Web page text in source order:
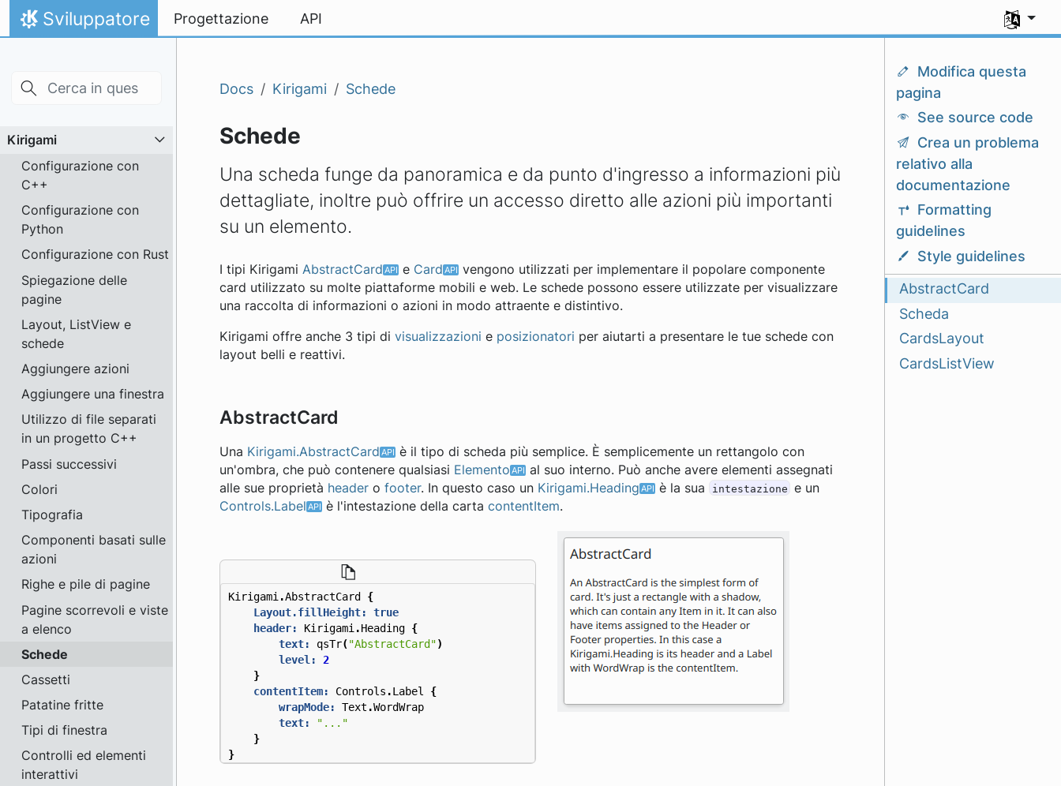
Skip to main content
Passa al contenuto
Pagina iniziale
Sviluppatore Progettazione API
Seleziona
Kirigami
Configurazione con
C++
Configurazione con
Python
Configurazione con Rust
Spiegazione delle
pagine
Layout, ListView e
schede
Aggiungere azioni
Aggiungere una finestra
Utilizzo di file separati
in un progetto C++
Passi successivi
Colori
Tipografia
Componenti basati sulle
azioni
Righe e pile di pagine
Pagine scorrevoli e viste
a elenco
Schede
Cassetti
Patatine fritte
Tipi di finestra
Controlli ed elementi
interattivi
Modifica questa
pagina
See source code
Crea un problema
relativo alla
documentazione
Formatting
guidelines
Style guidelines
AbstractCard
Scheda
CardsLayout
CardsListView
Docs Kirigami Schede
Schede
Una scheda funge da panoramica e da punto d'ingresso a informazioni più
dettagliate, inoltre può offrire un accesso diretto alle azioni più importanti
su un elemento.
I tipi Kirigami AbstractCard e Card
vengono utilizzati per implementare il popolare componente
card utilizzato su molte piattaforme mobili e web. Le schede possono essere utilizzate per visualizzare
una raccolta di informazioni o azioni in modo attraente e distintivo.
Kirigami offre anche 3 tipi di visualizzazioni e posizionatori per aiutarti a presentare le tue schede con
layout belli e reattivi.
AbstractCard
Una Kirigami.AbstractCard
è il tipo di scheda più semplice. È semplicemente un rettangolo con
un'ombra, che può contenere qualsiasi Elemento
al suo interno. Può anche avere elementi assegnati
alle sue proprietà header o footer. In questo caso un Kirigami.Heading è la sua intestazione e un
Controls.Label
è l'intestazione della carta contentItem.
Kirigami .AbstractCard {
Layout.fillHeight:
true
header:
Kirigami .Heading {
text:
qsTr("AbstractCard")
level:
2
}
contentItem:
Controls .Label
{
wrapMode:
Text .WordWrap
text:
"..."
}
}